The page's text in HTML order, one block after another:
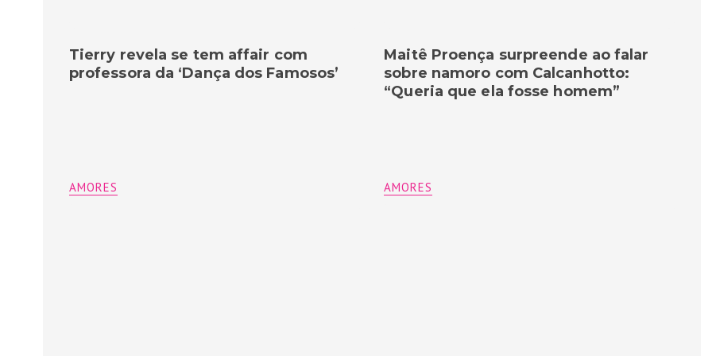
Maitê Proença surpreende ao falar
sobre namoro com Calcanhotto:
“Queria que ela fosse homem”
Tierry revela se tem affair com
professora da ‘Dança dos Famosos’
AMORES
AMORES